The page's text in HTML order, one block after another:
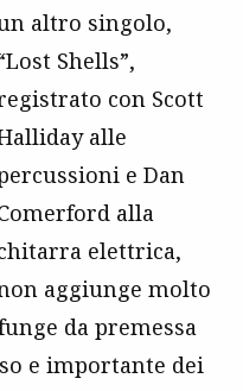
altro singolo,
Shells”,
con Scott
alle
e Dan
alla
elettrica,
aggiunge molto
da premessa
e importante dei